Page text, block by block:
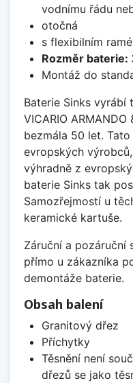
vodnímu řádu
otočná
s flexibilním
Rozměr baterie:
Montáž do
Baterie Sinks vyrábí
VICARIO
bezmála 50 let.
evropských
výhradně z
baterie Sinks tak
Samozřejmostí u
keramické kartuše.
Záruční a pozáruční
přímo u zákazníka
demontáže baterie.
Obsah balení
Granitový dřez
Příchytky
Těsnění není
dřezů se jako